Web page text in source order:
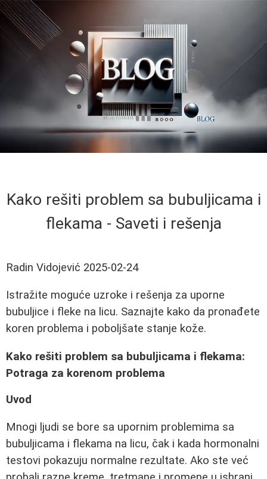
Kako rešiti problem sa bubuljicama i
flekama - Saveti i rešenja
Radin Vidojević 2025-02-24
Istražite moguće uzroke i rešenja za uporne
bubuljice i fleke na licu. Saznajte kako da pronađete
koren problema i poboljšate stanje kože.
Kako rešiti problem sa bubuljicama i flekama:
Potraga za korenom problema
Uvod
Mnogi ljudi se bore sa upornim problemima sa
bubuljicama i flekama na licu, čak i kada hormonalni
testovi pokazuju normalne rezultate. Ako ste već